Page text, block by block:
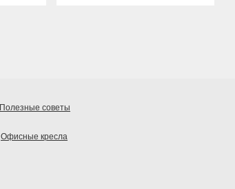
Полезные советы
Офисные кресла